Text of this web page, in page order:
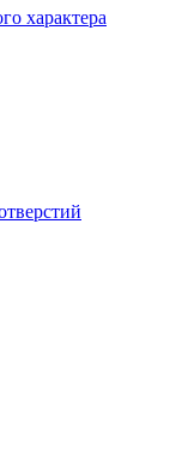
характера